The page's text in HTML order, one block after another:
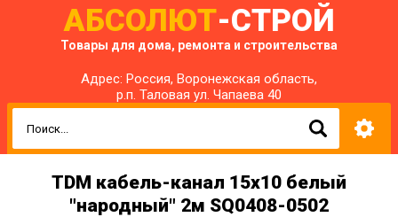
АБСОЛЮТ-СТРОЙ
Товары для дома, ремонта и строительства
Адрес: Россия, Воронежская область,
р.п. Таловая ул. Чапаева 40
TDM кабель-канал 15х10 белый
"народный" 2м SQ0408-0502